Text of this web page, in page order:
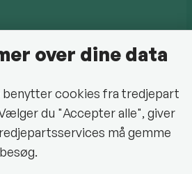
over dine data
benytter cookies fra tredjepart
du "Accepter alle", giver
må gemme